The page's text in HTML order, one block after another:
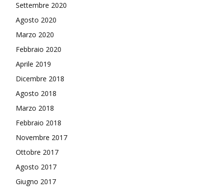
Settembre 2020
Agosto 2020
Marzo 2020
Febbraio 2020
Aprile 2019
Dicembre 2018
Agosto 2018
Marzo 2018
Febbraio 2018
Novembre 2017
Ottobre 2017
Agosto 2017
Giugno 2017